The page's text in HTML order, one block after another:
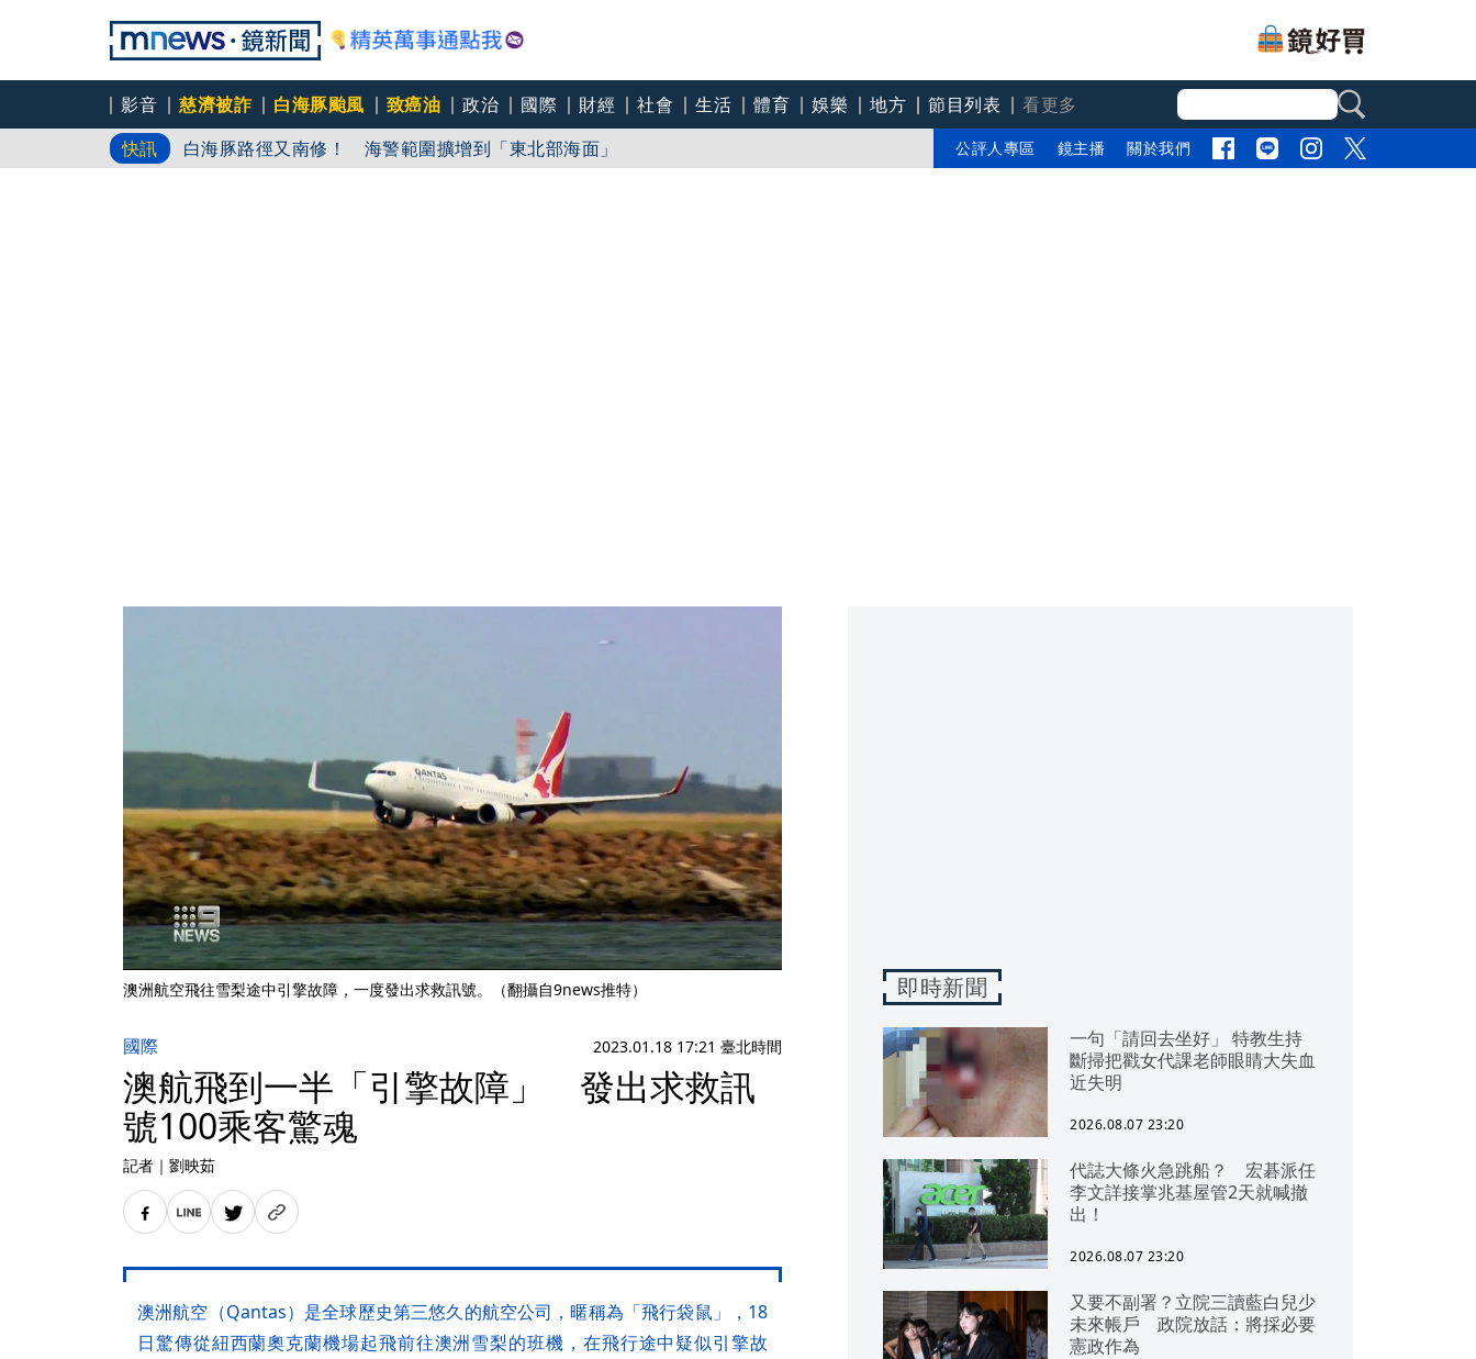
影音 慈濟被詐 白海豚颱風 致癌油 政治 國際 財經 社會 生活 體育 娛樂 地方 節目列表
看更多
快訊
白海豚路徑又南修！ 海警範圍擴增到「東北部海面」
慈濟挨詐十億／綠批抹黑「欠陳時中一個道歉」 柯志恩反嗆：比病毒還要毒
公評人專區 鏡主播 關於我們
澳洲航空飛往雪梨途中引擎故障，一度發出求救訊號。（翻攝自9news推特）
國際 2023.01.18 17:21 臺北時間
澳航飛到一半「引擎故障」 發出求救訊
號100乘客驚魂
記者 ｜ 劉映茹
澳洲航空（Qantas）是全球歷史第三悠久的航空公司，暱稱為「飛行袋鼠」，18
日驚傳從紐西蘭奧克蘭機場起飛前往澳洲雪梨的班機，在飛行途中疑似引擎故
即時新聞
一句「請回去坐好」 特教生持
斷掃把戳女代課老師眼睛大失血
近失明
2026.08.07 23:20
代誌大條火急跳船？ 宏碁派任
李文詳接掌兆基屋管2天就喊撤
出！
2026.08.07 23:20
又要不副署？立院三讀藍白兒少
未來帳戶 政院放話：將採必要
憲政作為